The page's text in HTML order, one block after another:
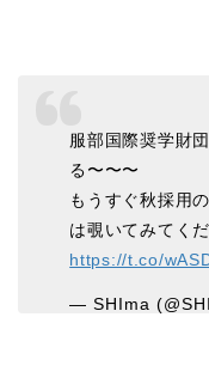
服部国際奨学財
る〜〜〜
もうすぐ秋採用
は覗いてみてく
https://t.co/
— SHIma